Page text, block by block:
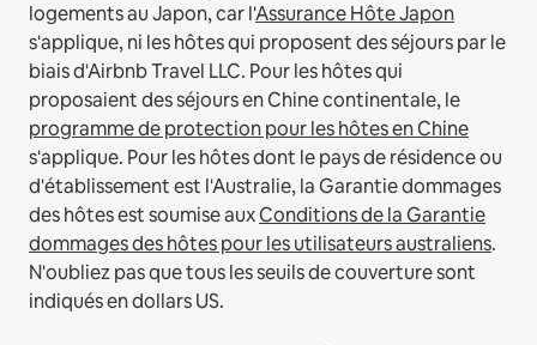
logements au Japon, car l'Assurance Hôte Japon
s'applique, ni les hôtes qui proposent des séjours par le
biais d'Airbnb Travel LLC. Pour les hôtes qui
proposaient des séjours en Chine continentale, le
programme de protection pour les hôtes en Chine
s'applique. Pour les hôtes dont le pays de résidence ou
d'établissement est l'Australie, la Garantie dommages
des hôtes est soumise auxConditions de la Garantie
dommages des hôtes pour les utilisateurs australiens.
N'oubliez pas que tous les seuils de couverture sont
indiqués en dollars US.